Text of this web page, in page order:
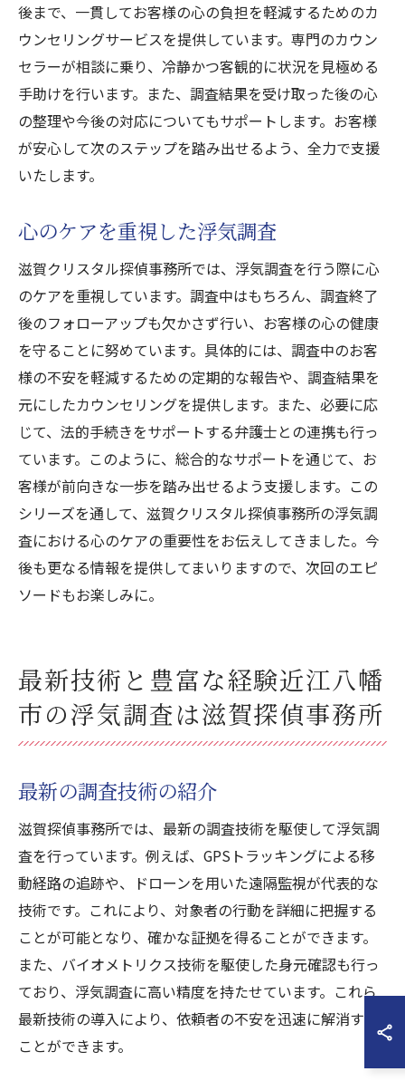
後まで、一貫してお客様の心の負担を軽減するためのカ
ウンセリングサービスを提供しています。専門のカウン
セラーが相談に乗り、冷静かつ客観的に状況を見極める
手助けを行います。また、調査結果を受け取った後の心
の整理や今後の対応についてもサポートします。お客様
が安心して次のステップを踏み出せるよう、全力で支援
いたします。
心のケアを重視した浮気調査
滋賀クリスタル探偵事務所では、浮気調査を行う際に心
のケアを重視しています。調査中はもちろん、調査終了
後のフォローアップも欠かさず行い、お客様の心の健康
を守ることに努めています。具体的には、調査中のお客
様の不安を軽減するための定期的な報告や、調査結果を
元にしたカウンセリングを提供します。また、必要に応
じて、法的手続きをサポートする弁護士との連携も行っ
ています。このように、総合的なサポートを通じて、お
客様が前向きな一歩を踏み出せるよう支援します。この
シリーズを通して、滋賀クリスタル探偵事務所の浮気調
査における心のケアの重要性をお伝えしてきました。今
後も更なる情報を提供してまいりますので、次回のエピ
ソードもお楽しみに。
最新技術と豊富な経験近江八幡
市の浮気調査は滋賀探偵事務所
最新の調査技術の紹介
滋賀探偵事務所では、最新の調査技術を駆使して浮気調
査を行っています。例えば、GPSトラッキングによる移
動経路の追跡や、ドローンを用いた遠隔監視が代表的な
技術です。これにより、対象者の行動を詳細に把握する
ことが可能となり、確かな証拠を得ることができます。
また、バイオメトリクス技術を駆使した身元確認も行っ
ており、浮気調査に高い精度を持たせています。これら
最新技術の導入により、依頼者の不安を迅速に解消する
ことができます。